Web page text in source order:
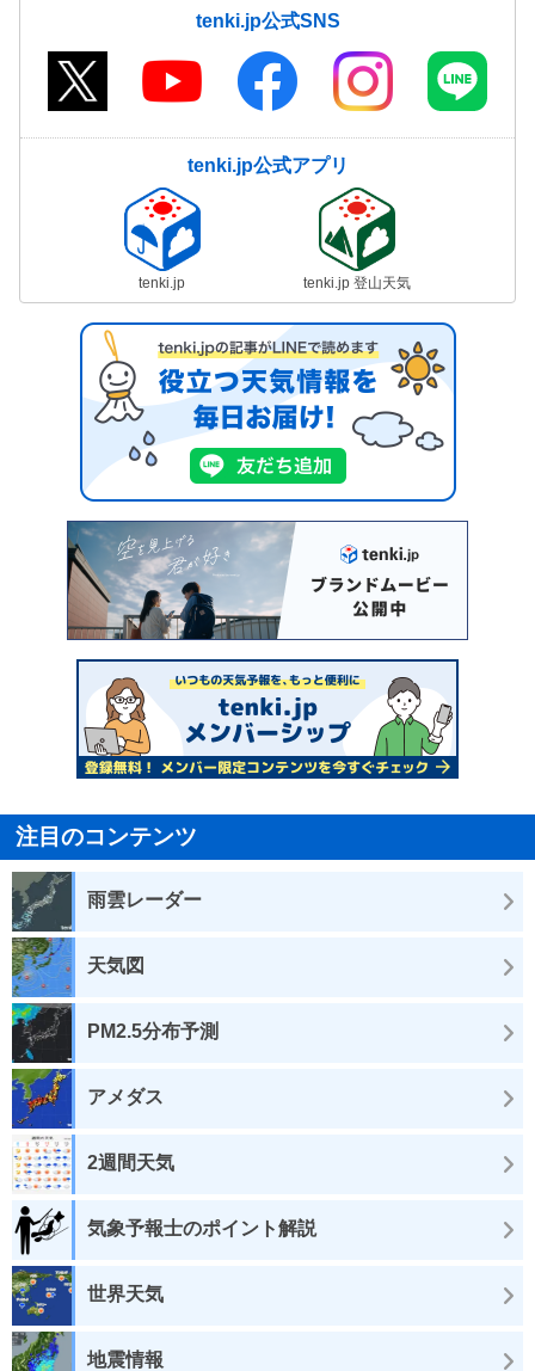
tenki.jp公式SNS
tenki.jp公式アプリ
tenki.jp tenki.jp 登山天気
注目のコンテンツ
雨雲レーダー
天気図
PM2.5分布予測
アメダス
2週間天気
気象予報士のポイント解説
世界天気
地震情報